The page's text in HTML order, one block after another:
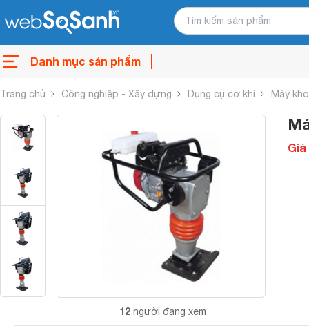
Danh mục sản phẩm
Trang chủ Công nghiệp - Xây dựng Dụng cụ cơ khí Máy
12 người đang xem
Giá